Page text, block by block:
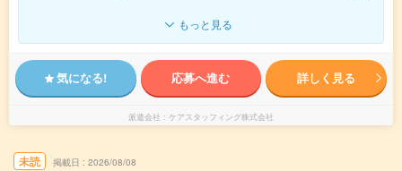
もっと見る
気になる! 応募へ進む 詳しく見る
派遣会社 ケアスタッフィング株式会社
未読 掲載日 2026/08/08